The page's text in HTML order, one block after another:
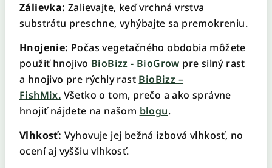
Zálievka: Zalievajte, keď vrchná vrstva
substrátu preschne, vyhýbajte sa premokreniu.
Hnojenie: Počas vegetačného obdobia môžete
použiť hnojivo BioBizz - BioGrow pre silný rast
a hnojivo pre rýchly rast BioBizz –
FishMix. Všetko o tom, prečo a ako správne
hnojiť nájdete na našom blogu.
Vlhkosť: Vyhovuje jej bežná izbová vlhkosť, no
ocení aj vyššiu vlhkosť.